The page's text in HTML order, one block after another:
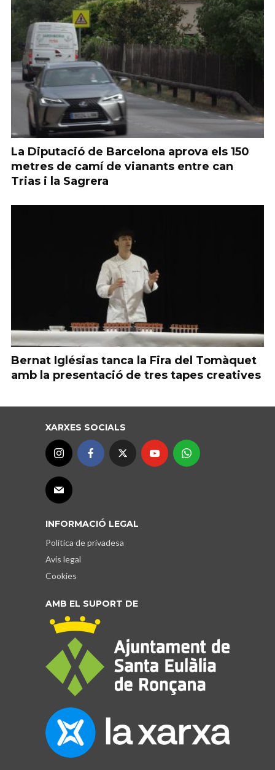
La Diputació de Barcelona aprova els 150
metres de camí de vianants entre can
Trias i la Sagrera
Bernat Iglésias tanca la Fira del Tomàquet
amb la presentació de tres tapes creatives
XARXES SOCIALS
INFORMACIÓ LEGAL
Política de privadesa
Avís legal
Cookies
AMB EL SUPORT DE